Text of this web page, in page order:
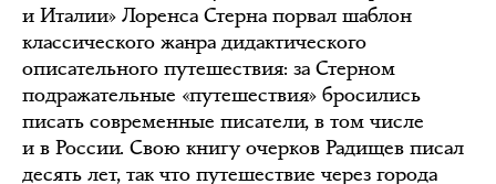
и Италии» Лоренса Стерна порвал шаблон
классического жанра дидактического
описательного путешествия: за Стерном
подражательные «путешествия» бросились
писать современные писатели, в том числе
и в России. Свою книгу очерков Радищев писал
десять лет, так что путешествие через города